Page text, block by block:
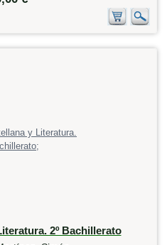
2º Bachillerato